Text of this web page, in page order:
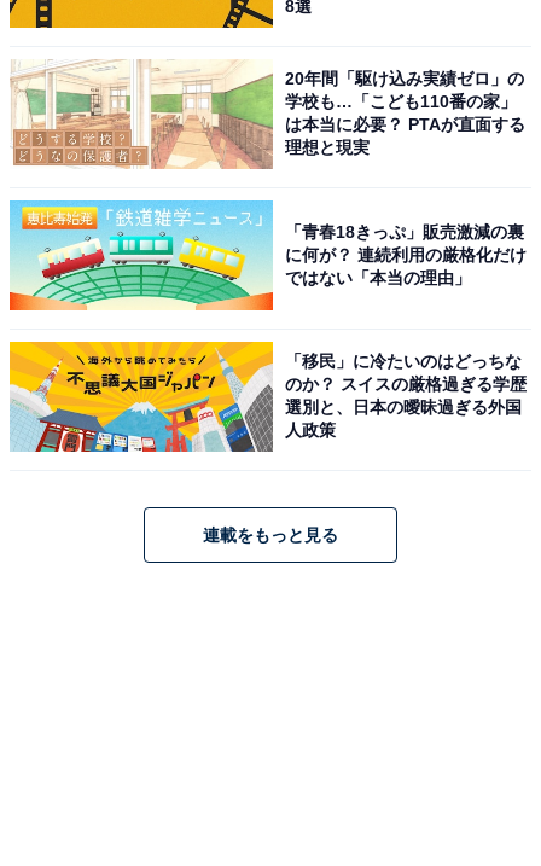
8選
20年間「駆け込み実績ゼロ」の
学校も…「こども110番の家」
は本当に必要？ PTAが直面する
理想と現実
「青春18きっぷ」販売激減の裏
に何が？ 連続利用の厳格化だけ
ではない「本当の理由」
「移民」に冷たいのはどっちな
のか？ スイスの厳格過ぎる学歴
選別と、日本の曖昧過ぎる外国
人政策
連載をもっと見る